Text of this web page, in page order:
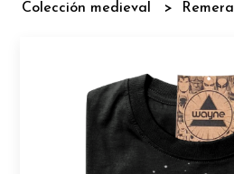
Colección medieval